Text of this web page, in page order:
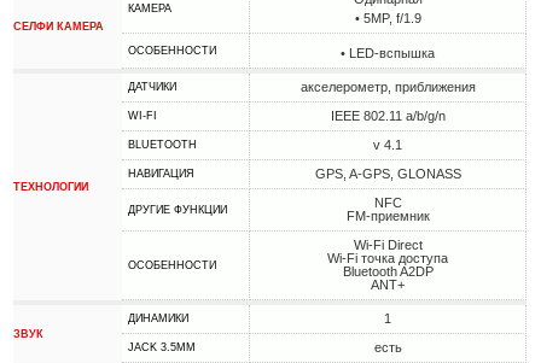
СЕЛФИ КАМЕРА
КАМЕРА
• 5MP, f/1.9
ОСОБЕННОСТИ • LED-вспышка
ТЕХНОЛОГИИ
ДАТЧИКИ акселерометр, приближения
WI-FI IEEE 802.11 a/b/g/n
BLUETOOTH v 4.1
НАВИГАЦИЯ GPS, A-GPS, GLONASS
ДРУГИЕ ФУНКЦИИ
NFC
FM-приемник
ОСОБЕННОСТИ
Wi-Fi Direct
Wi-Fi точка доступа
Bluetooth A2DP
ANT+
ЗВУК
ДИНАМИКИ 1
JACK 3.5MM есть